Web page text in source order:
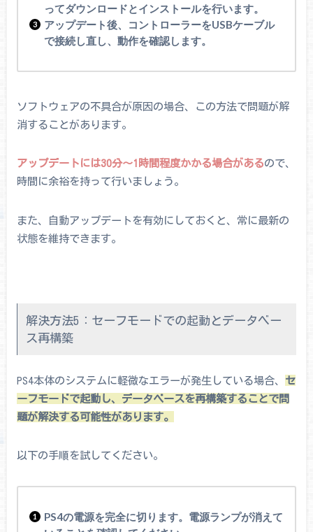
ってダウンロードとインストールを行います。
アップデート後、コントローラーをUSBケーブル
で接続し直し、動作を確認します。
ソフトウェアの不具合が原因の場合、この方法で問題が解
消することがあります。
アップデートには30分～1時間程度かかる場合があるので、
時間に余裕を持って行いましょう。
また、自動アップデートを有効にしておくと、常に最新の
状態を維持できます。
解決方法5：セーフモードでの起動とデータベー
ス再構築
PS4本体のシステムに軽微なエラーが発生している場合、 セ
ーフモードで起動し、データベースを再構築することで問
題が解決する可能性があります。
以下の手順を試してください。
PS4の電源を完全に切ります。電源ランプが消えて